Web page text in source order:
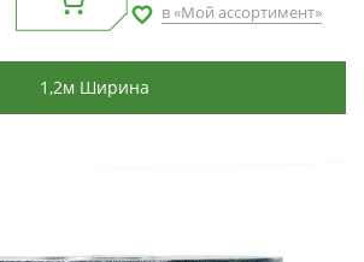
в «Мой ассортимент»
1,2м Ширина